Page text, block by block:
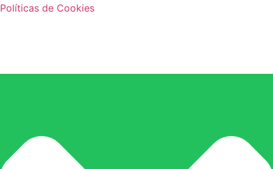
Políticas de Cookies